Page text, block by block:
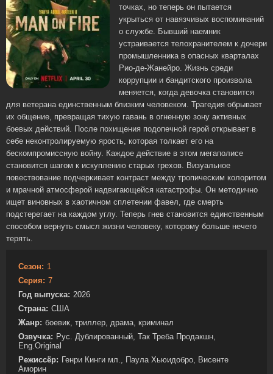
точках, но теперь он пытается
укрыться от навязчивых воспоминаний
о службе. Бывший наемник
устраивается телохранителем к дочери
промышленника в опасных кварталах
Рио-де-Жанейро. Жизнь среди
коррупции и бандитского произвола
меняется, когда девочка становится
для ветерана единственным близким человеком. Трагедия обрывает
их общение, превращая тихую гавань в огненную зону активных
боевых действий. После похищения подопечной герой открывает в
себе неконтролируемую ярость, которая толкает его на
бескомпромиссную войну. Каждое действие в этом мегаполисе
становится шагом к искуплению старых грехов. Визуальное
повествование подчеркивает контраст между тропическим колоритом
и мрачной атмосферой надвигающейся катастрофы. Он методично
ищет виновных в хаотичном сплетении фавел, где смерть
подстерегает на каждом углу. Теперь гнев становится единственным
способом вернуть смысл жизни человеку, которому больше нечего
терять.
Сезон: 1
Серия: 7
Год выпуска: 2026
Страна: США
Жанр: боевик, триллер, драма, криминал
Озвучка: Рус. Дублированный, Так Треба Продакшн,
Eng.Original
Режиссёр: Генри Кинги мл., Паула Хьюидобро, Висенте
Аморин